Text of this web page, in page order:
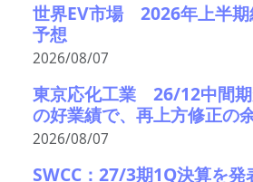
世界EV市場 2026年上半期
予想
2026/08/07
東京応化工業 26/12中間
の好業績で、再上方修正の
2026/08/07
SWCC：27/3期1Q決算を発